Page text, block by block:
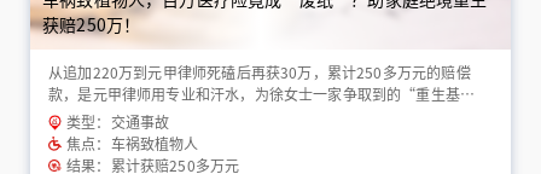
获赔250万！
从追加220万到元甲律师死磕后再获30万，累计250多万元的赔偿
款，是元甲律师用专业和汗水，为徐女士一家争取到的“重生基
金”！
类型：交通事故
焦点：车祸致植物人
结果：累计获赔250多万元